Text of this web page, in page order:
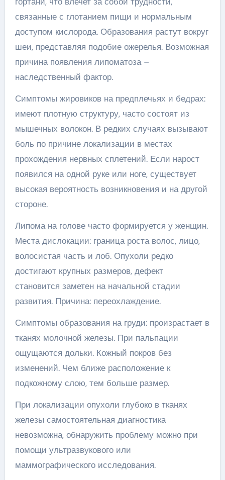
связанные с глотанием пищи и нормальным
доступом кислорода. Образования растут вокруг
шеи, представляя подобие ожерелья. Возможная
причина появления липоматоза –
наследственный фактор.
Симптомы жировиков на предплечьях и бедрах:
имеют плотную структуру, часто состоят из
мышечных волокон. В редких случаях вызывают
боль по причине локализации в местах
прохождения нервных сплетений. Если нарост
появился на одной руке или ноге, существует
высокая вероятность возникновения и на другой
стороне.
Липома на голове часто формируется у женщин.
Места дислокации: граница роста волос, лицо,
волосистая часть и лоб. Опухоли редко
достигают крупных размеров, дефект
становится заметен на начальной стадии
развития. Причина: переохлаждение.
Симптомы образования на груди: произрастает в
тканях молочной железы. При пальпации
ощущаются дольки. Кожный покров без
изменений. Чем ближе расположение к
подкожному слою, тем больше размер.
При локализации опухоли глубоко в тканях
железы самостоятельная диагностика
невозможна, обнаружить проблему можно при
помощи ультразвукового или
маммографического исследования.